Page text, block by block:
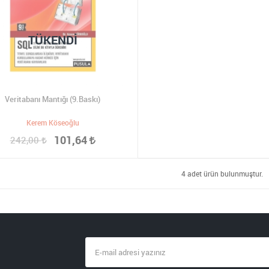
Veritabanı Mantığı (9.Baskı)
Kerem Köseoğlu
242,00 101,64
TÜKENDI
4 adet ürün bulunmuştur.